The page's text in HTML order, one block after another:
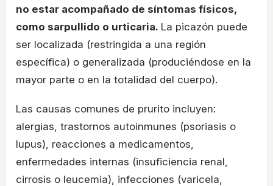
no estar acompañado de síntomas físicos,
como sarpullido o urticaria. La picazón puede
ser localizada (restringida a una región
específica) o generalizada (produciéndose en la
mayor parte o en la totalidad del cuerpo).
Las causas comunes de prurito incluyen:
alergias, trastornos autoinmunes (psoriasis o
lupus), reacciones a medicamentos,
enfermedades internas (insuficiencia renal,
cirrosis o leucemia), infecciones (varicela,